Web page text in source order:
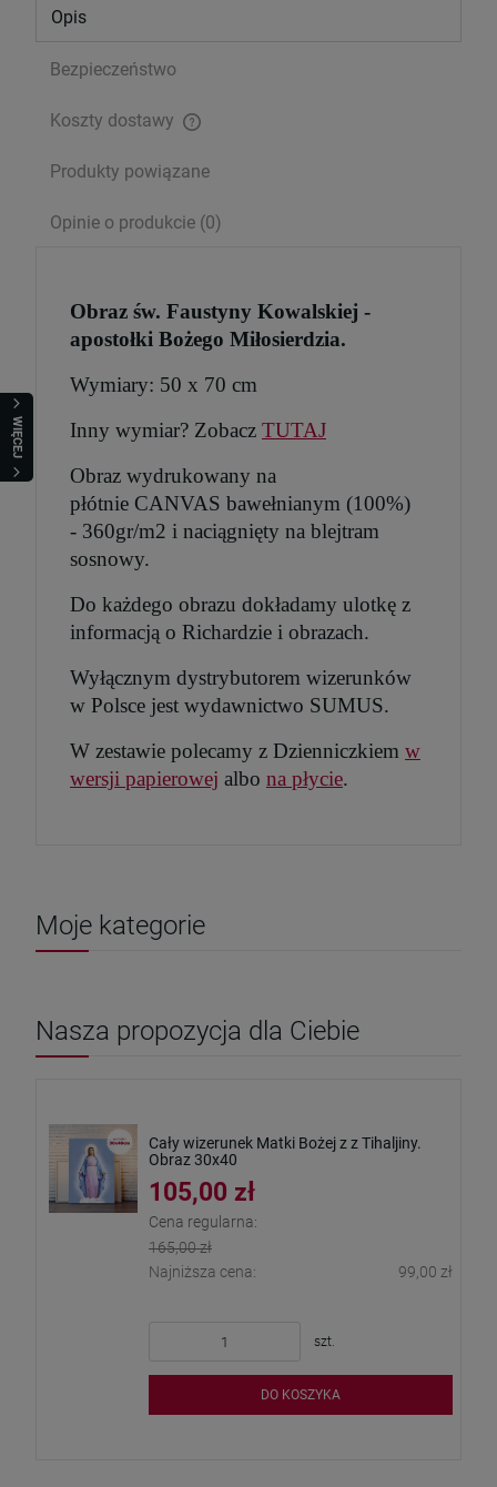
Serce Jezusa miłością goreje. Rozważania
wezwań Litanii do NSPJ
29,99 zł
Cena regularna:
szt.
DO KOSZYKA
WIĘCEJ
Opis
Bezpieczeństwo
Koszty dostawy
Produkty powiązane
Opinie o produkcie (0)
Obraz św. Faustyny Kowalskiej -
apostołki Bożego Miłosierdzia.
Wymiary: 50 x 70 cm
Inny wymiar? Zobacz TUTAJ
Obraz wydrukowany na
płótnie CANVAS bawełnianym (100%)
- 360gr/m2 i naciągnięty na blejtram
sosnowy.
Do każdego obrazu dokładamy ulotkę z
informacją o Richardzie i obrazach.
Wyłącznym dystrybutorem wizerunków
w Polsce jest wydawnictwo SUMUS.
W zestawie polecamy z Dzienniczkiem w
wersji papierowej albo na płycie.
Moje kategorie
Nasza propozycja dla Ciebie
Cały wizerunek Matki Bożej z z Tihaljiny.
Obraz 30x40
105,00 zł
Cena regularna:
165,00 zł
Najniższa cena:
99,00 zł
szt.
DO KOSZYKA